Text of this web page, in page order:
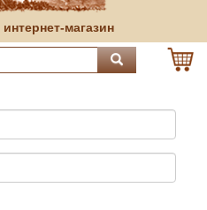
магазин